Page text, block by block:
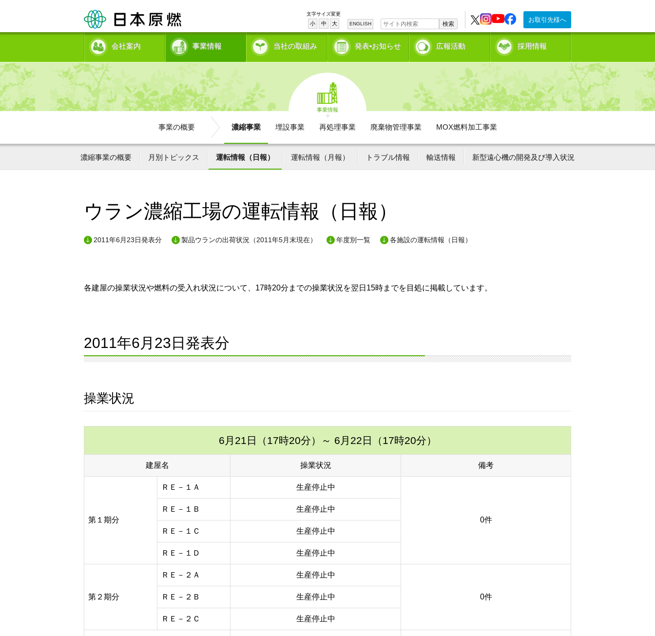
お取引先様へ
検索
文字サイズ変更
小 中 大 ENGLISH
会社案内 事業情報 当社の取組み 発表•お知らせ 広報活動 採用情報
事業情報
事業の概要 濃縮事業 埋設事業 再処理事業 廃棄物管理事業 MOX燃料加工事業
濃縮事業の概要 月別トピックス 運転情報（日報） 運転情報（月報） トラブル情報 輸送情報 新型遠心機の開発及び導入状況
ウラン濃縮工場の運転情報（日報）
2011年6月23日発表分 製品ウランの出荷状況（2011年5月末現在） 年度別一覧 各施設の運転情報（日報）
各建屋の操業状況や燃料の受入れ状況について、17時20分までの操業状況を翌日15時までを目処に掲載しています。
2011年6月23日発表分
操業状況
6月21日（17時20分） ～ 6月22日（17時20分）
建屋名 操業状況 備考
第１期分
ＲＥ－１Ａ 生産停止中
0件
ＲＥ－１Ｂ 生産停止中
ＲＥ－１Ｃ 生産停止中
ＲＥ－１Ｄ 生産停止中
第２期分
ＲＥ－２Ａ 生産停止中
0件
ＲＥ－２Ｂ 生産停止中
ＲＥ－２Ｃ 生産停止中